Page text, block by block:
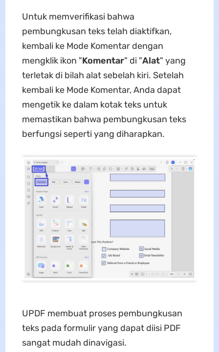
Untuk memverifikasi bahwa
pembungkusan teks telah diaktifkan,
kembali ke Mode Komentar dengan
mengklik ikon "Komentar" di "Alat" yang
terletak di bilah alat sebelah kiri. Setelah
kembali ke Mode Komentar, Anda dapat
mengetik ke dalam kotak teks untuk
memastikan bahwa pembungkusan teks
berfungsi seperti yang diharapkan.
UPDF membuat proses pembungkusan
teks pada formulir yang dapat diisi PDF
sangat mudah dinavigasi.